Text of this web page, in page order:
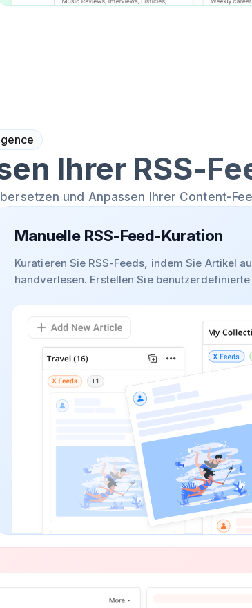
Ihrer RSS-
und Anpassen Ihrer Content-
Manuelle RSS-Feed-Kuration
Kuratieren Sie RSS-Feeds, indem Sie Artikel
handverlesen. Erstellen Sie